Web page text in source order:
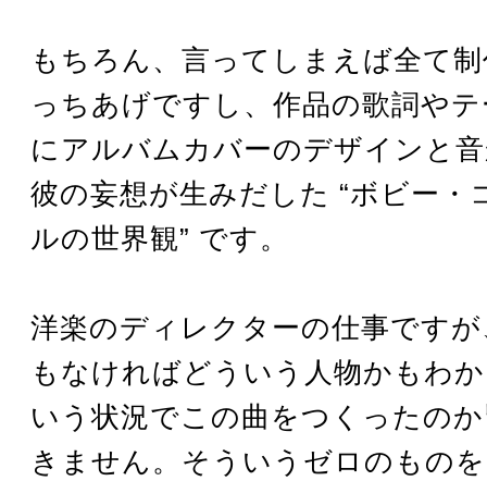
もちろん、言ってしまえば全て
っちあげですし、作品の歌詞や
にアルバムカバーのデザインと
彼の妄想が生みだした “ボビー・
ルの世界観” です。
洋楽のディレクターの仕事です
もなければどういう人物かもわ
いう状況でこの曲をつくったの
きません。そういうゼロのもの